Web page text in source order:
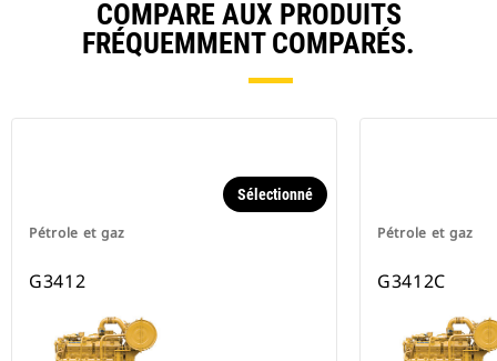
COMPARE AUX PRODUITS
FRÉQUEMMENT COMPARÉS.
Pétrole et gaz
Sélectionné
G3412
Pétrole et gaz
G3412C